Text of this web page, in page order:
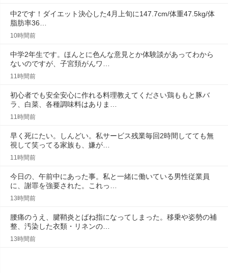
中2です！ダイエット決心した4月上旬に147.7cm/体重47.5kg/体
脂肪率36…
10時間前
中学2年生です。ほんとに色んな意見とか体験談があってわから
ないのですが、子宮頚がんワ…
11時間前
初心者でも安全安心に作れる料理教えてください鶏ももと豚バ
ラ、白菜、各種調味料はありま…
11時間前
早く死にたい。しんどい。私サービス残業毎回2時間してても無
視して笑ってる家族も、嫌が…
11時間前
今日の、午前中にあった事。私と一緒に働いている男性従業員
に、謝罪を強要された。これっ…
13時間前
腰痛のうえ、腱鞘炎とばね指になってしまった。移乗や姿勢の補
整、汚染した衣類・リネンの…
13時間前